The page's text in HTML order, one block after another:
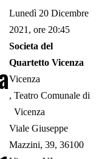
Lunedì 20 Dicembre
2021, ore 20:45
Societa del
Quartetto Vicenza
Vicenza
Teatro Comunale di
Vicenza
Viale Giuseppe
Mazzini, 39, 36100